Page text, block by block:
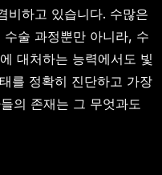
비하고 있습니다. 수많은
술 과정뿐만 아니라, 수
대처하는 능력에서도 빛
를 정확히 진단하고 가장
의 존재는 그 무엇과도